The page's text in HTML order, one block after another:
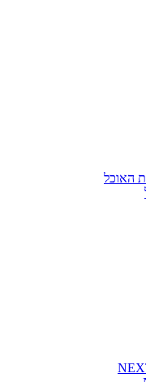
האוכל